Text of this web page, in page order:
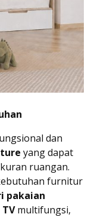
dan
yang dapat
ruangan.
furnitur
pakaian
multifungsi,